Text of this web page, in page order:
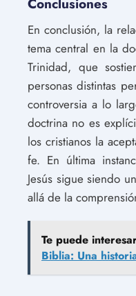
Conclusiones
En conclusión, la
tema central en la
Trinidad, que
personas distintas
controversia a lo
doctrina no es
los cristianos la
fe. En última
Jesús sigue siendo
allá de la
Te puede
Biblia: Una